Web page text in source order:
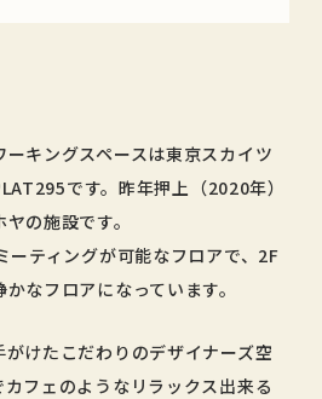
キングスペースは東京スカイツ
です。昨年押上（2020年）
の施設です。
ーティングが可能なフロアで、2F
なフロアになっています。
けたこだわりのデザイナーズ空
フェのようなリラックス出来る